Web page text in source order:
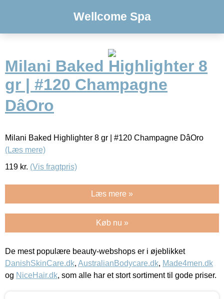
Wellcome Spa
Milani Baked Highlighter 8
gr | #120 Champagne
DâOro
Milani Baked Highlighter 8 gr | #120 Champagne DâOro
(Læs mere)
119 kr. (Vis fragtpris)
Læs mere »
Køb nu »
De mest populære beauty-webshops er i øjeblikket
DanishSkinCare.dk, AustralianBodycare.dk, Made4men.dk
og NiceHair.dk, som alle har et stort sortiment til gode priser.